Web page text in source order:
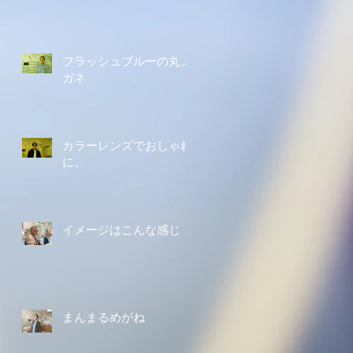
フラッシュブルーの丸メ
ガネ
カラーレンズでおしゃれ
に。
イメージはこんな感じ
まんまるめがね